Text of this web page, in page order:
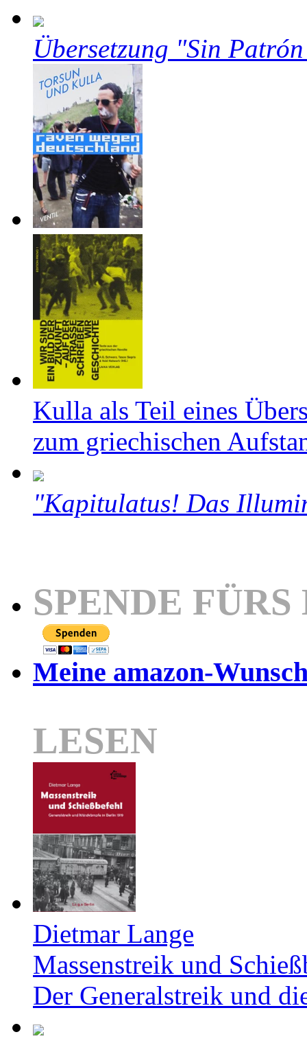
Übersetzung "Sin
Kulla als Teil eines
zum griechischen
"Kapitulatus! Das
SPENDE
Meine amazon-
LESEN
Dietmar Lange
Massenstreik und
Der Generalstreik und